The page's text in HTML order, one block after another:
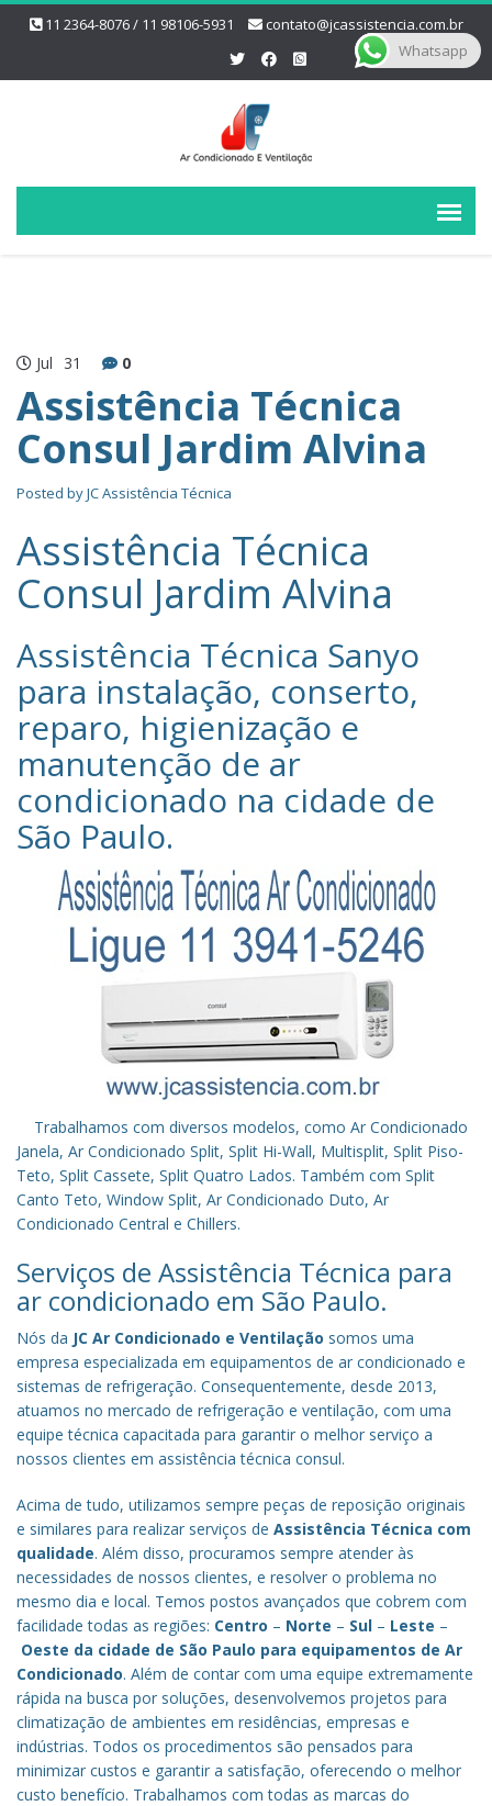
11 2364-8076 / 11 98106-5931 contato@jcassistencia.com.br
Jul 31 0
Assistência Técnica
Consul Jardim Alvina
Posted byJC Assistência Técnica
Assistência Técnica
Consul Jardim Alvina
Assistência Técnica Sanyo‎
para instalação, conserto,
reparo, higienização e
manutenção de ar
condicionado na cidade de
São Paulo.
Trabalhamos com diversos modelos, como Ar Condicionado
Janela, Ar Condicionado Split, Split Hi-Wall, Multisplit, Split Piso-
Teto, Split Cassete, Split Quatro Lados. Também com Split
Canto Teto, Window Split, Ar Condicionado Duto, Ar
Condicionado Central e Chillers.
Serviços de Assistência Técnica para
ar condicionado em São Paulo.
Nós da JC Ar Condicionado e Ventilação somos uma
empresa especializada em equipamentos de ar condicionado e
sistemas de refrigeração. Consequentemente, desde 2013,
atuamos no mercado de refrigeração e ventilação, com uma
equipe técnica capacitada para garantir o melhor serviço a
nossos clientes em assistência técnica consul.
Acima de tudo, utilizamos sempre peças de reposição originais
e similares para realizar serviços de Assistência Técnica com
qualidade. Além disso, procuramos sempre atender às
necessidades de nossos clientes, e resolver o problema no
mesmo dia e local. Temos postos avançados que cobrem com
facilidade todas as regiões: Centro – Norte – Sul – Leste –
Oeste da cidade de São Paulo para equipamentos de Ar
Condicionado. Além de contar com uma equipe extremamente
rápida na busca por soluções, desenvolvemos projetos para
climatização de ambientes em residências, empresas e
indústrias. Todos os procedimentos são pensados para
minimizar custos e garantir a satisfação, oferecendo o melhor
custo benefício. Trabalhamos com todas as marcas do
Whatsapp